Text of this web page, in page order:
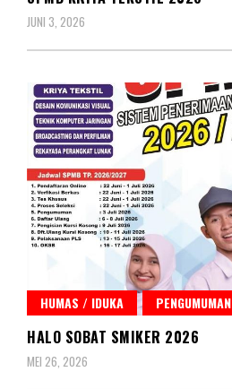
JUNI 3, 2026
HUMAS / IDUKA PENGUMUMAN
HALO SOBAT SMIKER 2026
MEI 26, 2026